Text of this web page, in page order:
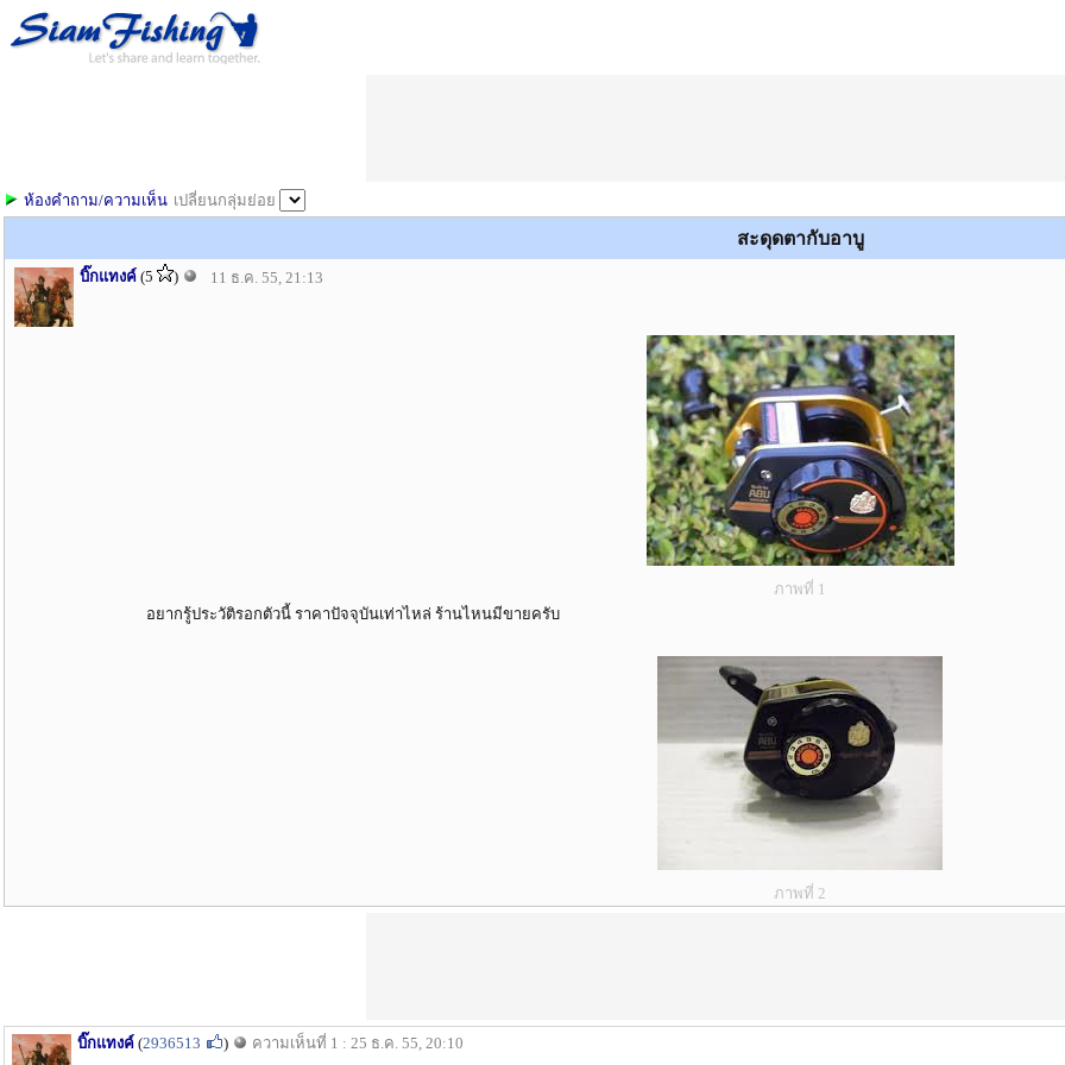
เปลี่ยนกลุ่มย่อย
ห้องคำถาม/ความเห็น
สะดุดตากับอาบู
บิ๊กแทงค์ (5 ) 11 ธ.ค. 55, 21:13
ภาพที่ 1
อยากรู้ประวัติรอกตัวนี้ ราคาปัจจุบันเท่าไหล่ ร้านไหนมีขายครับ
ภาพที่ 2
บิ๊กแทงค์ (2936513 ) ความเห็นที่ 1 : 25 ธ.ค. 55, 20:10